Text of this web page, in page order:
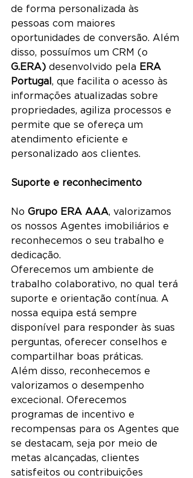
de forma personalizada às
pessoas com maiores
oportunidades de conversão. Além
disso, possuímos um CRM (o
G.ERA) desenvolvido pela ERA
Portugal, que facilita o acesso às
informações atualizadas sobre
propriedades, agiliza processos e
permite que se ofereça um
atendimento eficiente e
personalizado aos clientes.
Suporte e reconhecimento
No Grupo ERA AAA, valorizamos
os nossos Agentes imobiliários e
reconhecemos o seu trabalho e
dedicação.
Oferecemos um ambiente de
trabalho colaborativo, no qual terá
suporte e orientação contínua. A
nossa equipa está sempre
disponível para responder às suas
perguntas, oferecer conselhos e
compartilhar boas práticas.
Além disso, reconhecemos e
valorizamos o desempenho
excecional. Oferecemos
programas de incentivo e
recompensas para os Agentes que
se destacam, seja por meio de
metas alcançadas, clientes
satisfeitos ou contribuições